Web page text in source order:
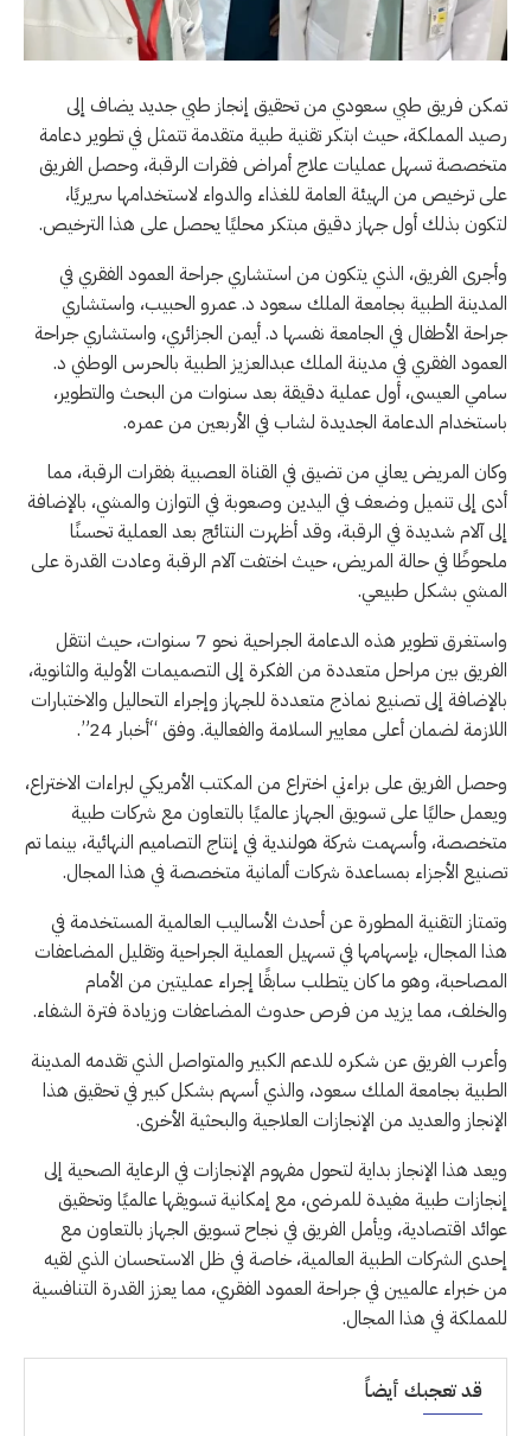
تمكن فريق طبي سعودي من تحقيق إنجاز طبي جديد يضاف إلى
رصيد المملكة، حيث ابتكر تقنية طبية متقدمة تتمثل في تطوير دعامة
متخصصة تسهل عمليات علاج أمراض فقرات الرقبة، وحصل الفريق
على ترخيص من الهيئة العامة للغذاء والدواء لاستخدامها سريريًا،
لتكون بذلك أول جهاز دقيق مبتكر محليًا يحصل على هذا الترخيص.
وأجرى الفريق، الذي يتكون من استشاري جراحة العمود الفقري في
المدينة الطبية بجامعة الملك سعود د. عمرو الحبيب، واستشاري
جراحة الأطفال في الجامعة نفسها د. أيمن الجزائري، واستشاري جراحة
العمود الفقري في مدينة الملك عبدالعزيز الطبية بالحرس الوطني د.
سامي العيسى، أول عملية دقيقة بعد سنوات من البحث والتطوير،
باستخدام الدعامة الجديدة لشاب في الأربعين من عمره.
وكان المريض يعاني من تضيق في القناة العصبية بفقرات الرقبة، مما
أدى إلى تنميل وضعف في اليدين وصعوبة في التوازن والمشي، بالإضافة
إلى آلام شديدة في الرقبة، وقد أظهرت النتائج بعد العملية تحسنًا
ملحوظًا في حالة المريض، حيث اختفت آلام الرقبة وعادت القدرة على
المشي بشكل طبيعي.
واستغرق تطوير هذه الدعامة الجراحية نحو 7 سنوات، حيث انتقل
الفريق بين مراحل متعددة من الفكرة إلى التصميمات الأولية والثانوية،
بالإضافة إلى تصنيع نماذج متعددة للجهاز وإجراء التحاليل والاختبارات
اللازمة لضمان أعلى معايير السلامة والفعالية. وفق “أخبار 24”.
وحصل الفريق على براءتي اختراع من المكتب الأمريكي لبراءات الاختراع،
ويعمل حاليًا على تسويق الجهاز عالميًا بالتعاون مع شركات طبية
متخصصة، وأسهمت شركة هولندية في إنتاج التصاميم النهائية، بينما تم
تصنيع الأجزاء بمساعدة شركات ألمانية متخصصة في هذا المجال.
وتمتاز التقنية المطورة عن أحدث الأساليب العالمية المستخدمة في
هذا المجال، بإسهامها في تسهيل العملية الجراحية وتقليل المضاعفات
المصاحبة، وهو ما كان يتطلب سابقًا إجراء عمليتين من الأمام
والخلف، مما يزيد من فرص حدوث المضاعفات وزيادة فترة الشفاء.
وأعرب الفريق عن شكره للدعم الكبير والمتواصل الذي تقدمه المدينة
الطبية بجامعة الملك سعود، والذي أسهم بشكل كبير في تحقيق هذا
الإنجاز والعديد من الإنجازات العلاجية والبحثية الأخرى.
ويعد هذا الإنجاز بداية لتحول مفهوم الإنجازات في الرعاية الصحية إلى
إنجازات طبية مفيدة للمرضى، مع إمكانية تسويقها عالميًا وتحقيق
عوائد اقتصادية، ويأمل الفريق في نجاح تسويق الجهاز بالتعاون مع
إحدى الشركات الطبية العالمية، خاصة في ظل الاستحسان الذي لقيه
من خبراء عالميين في جراحة العمود الفقري، مما يعزز القدرة التنافسية
للمملكة في هذا المجال.
قد تعجبك أيضاً